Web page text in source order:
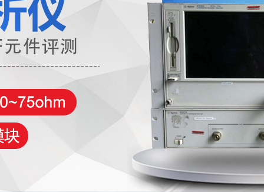
电阻-功率计 频谱分析仪
万用表 综合测试仪
蓝牙测试仪 网络分析仪
过程校验仪 电桥测试仪
泰克示波器 电池测试仪
函数信号发生器
校准件